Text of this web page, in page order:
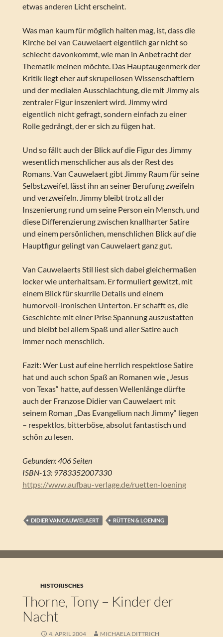
etwas anderen Licht erscheint.
Was man kaum für möglich halten mag, ist, dass die
Kirche bei van Cauwelaert eigentlich gar nicht so
schlecht davonkommt, wie man in Anbetracht der
Thematik meinen möchte. Das Hauptaugenmerk der
Kritik liegt eher auf skrupellosen Wissenschaftlern
und der medialen Ausschlachtung, die mit Jimmy als
zentraler Figur inszeniert wird. Jimmy wird
eigentlich nicht gefragt, sondern einfach zu einer
Rolle gedrängt, der er sich zu fügen hat.
Und so fällt auch der Blick auf die Figur des Jimmy
wesentlich menschlicher aus als der Rest des
Romans. Van Cauwelaert gibt Jimmy Raum für seine
Selbstzweifel, lässt ihn an seiner Berufung zweifeln
und verzweifeln. Jimmy bleibt trotz all der
Inszenierung rund um seine Person ein Mensch, und
diese Differenzierung zwischen knallharter Satire
und einem persönlichen, menschlichen Blick auf die
Hauptfigur gelingt van Cauwelaert ganz gut.
Van Cauwelaerts Stil liest sich dabei gleichermaßen
locker wie unterhaltsam. Er formuliert gewitzt, mit
einem Blick für skurrile Details und einem
humorvoll-ironischen Unterton. Er schafft es, die
Geschichte mit einer Prise Spannung auszustatten
und bleibt bei allem Spaß und aller Satire auch
immer noch menschlich.
Fazit: Wer Lust auf eine herrlich respektlose Satire
hat und auch schon Spaß an Romanen wie „Jesus
von Texas“ hatte, auf dessen Wellenlänge dürfte
auch der Franzose Didier van Cauwelaert mit
seinem Roman „Das Evangelium nach Jimmy“ liegen
– respektlos, bitterböse, absolut fantastisch und
schön zu lesen.
Gebunden: 406 Seiten
ISBN-13: 9783352007330
https://www.aufbau-verlage.de/ruetten-loening
DIDIER VAN CAUWELAERT RÜTTEN & LOENING
HISTORISCHES
Thorne, Tony – Kinder der
Nacht
4. APRIL 2004 MICHAELA DITTRICH